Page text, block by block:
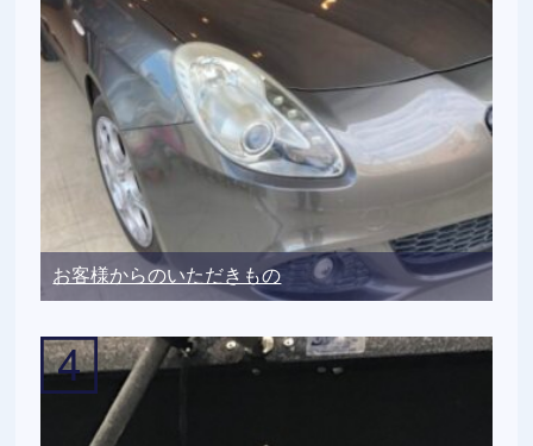
お客様からのいただきもの